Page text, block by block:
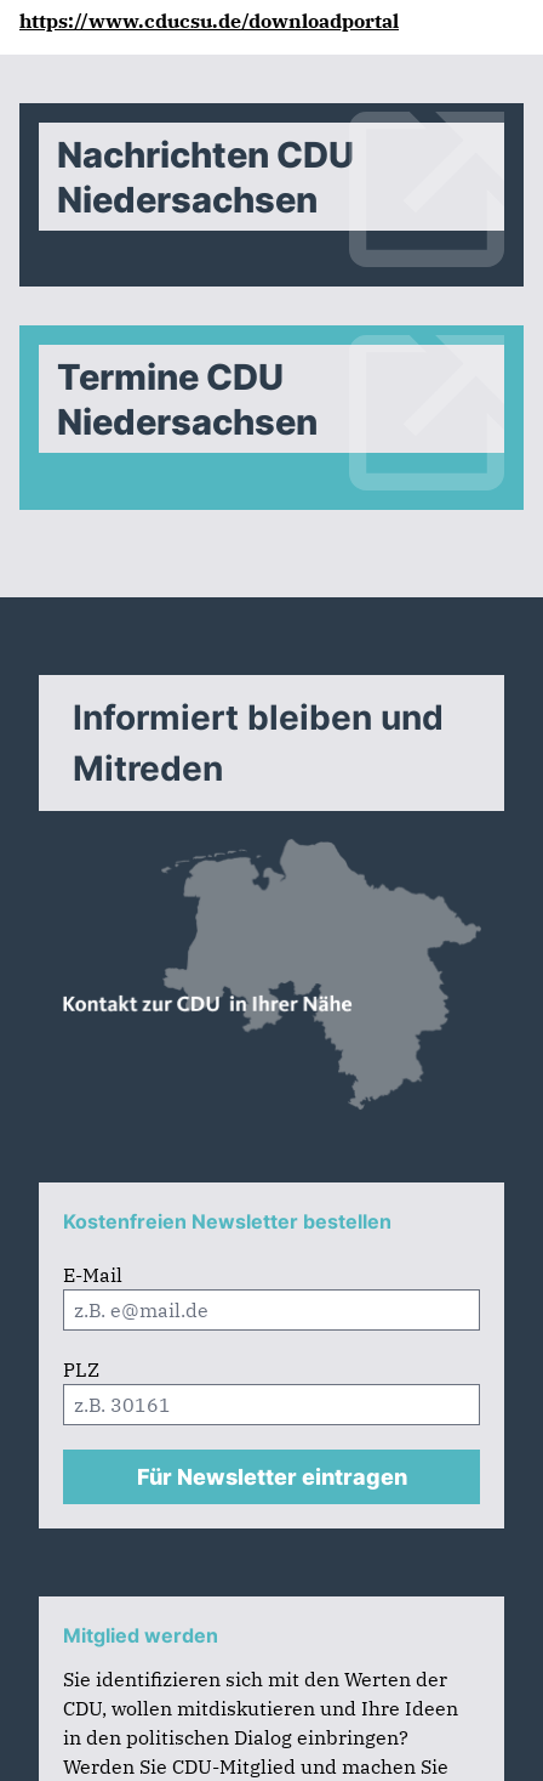
https://www.cducsu.de/downloadportal
Nachrichten CDU
Niedersachsen
Termine CDU
Niedersachsen
Informiert bleiben und
Mitreden
Kostenfreien Newsletter bestellen
E-Mail
PLZ
Für Newsletter eintragen
Mitglied werden
Sie identifizieren sich mit den Werten der
CDU, wollen mitdiskutieren und Ihre Ideen
in den politischen Dialog einbringen?
Werden Sie CDU-Mitglied und machen Sie